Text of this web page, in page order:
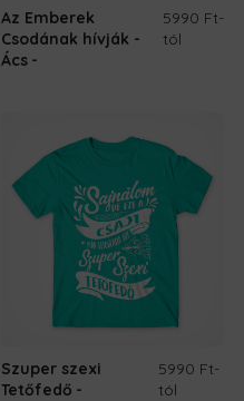
Az Emberek
Csodának hívják -
Ács
5990 Ft-
tól
Szuper szexi
Tetőfedő
5990 Ft-
tól